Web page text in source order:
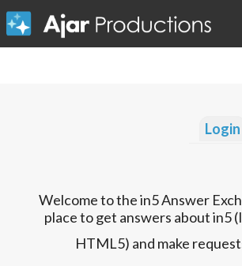
Login
Welcome to the in5 Answer
place to get answers about in5
HTML5) and make